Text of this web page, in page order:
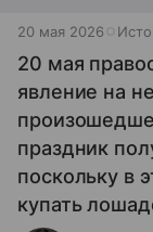
20 мая 2026
20 мая
явление на
праздник
поскольку в
купать